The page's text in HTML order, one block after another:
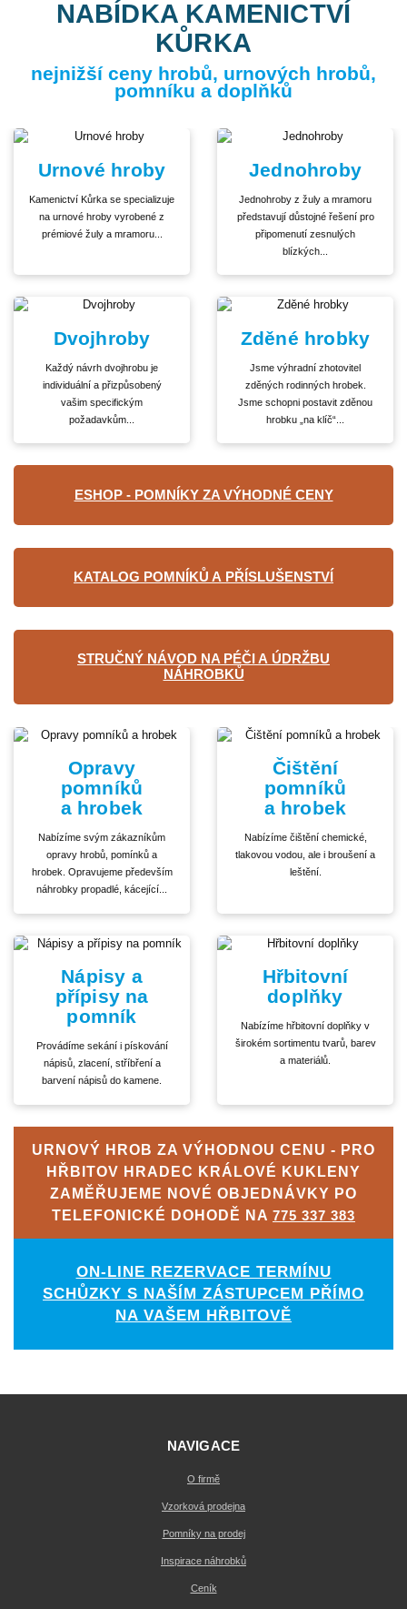
NABÍDKA KAMENICTVÍ
KŮRKA
nejnižší ceny hrobů, urnových hrobů,
pomníku a doplňků
Urnové hroby
Kamenictví Kůrka se specializuje
na urnové hroby vyrobené z
prémiové žuly a mramoru...
Jednohroby
Jednohroby z žuly a mramoru
představují důstojné řešení pro
připomenutí zesnulých
blízkých...
Dvojhroby
Každý návrh dvojhrobu je
individuální a přizpůsobený
vašim specifickým
požadavkům...
Zděné hrobky
Jsme výhradní zhotovitel
zděných rodinných hrobek.
Jsme schopni postavit zděnou
hrobku „na klíč“...
ESHOP - POMNÍKY ZA VÝHODNÉ CENY
KATALOG POMNÍKŮ A PŘÍSLUŠENSTVÍ
STRUČNÝ NÁVOD NA PÉČI A ÚDRŽBU
NÁHROBKŮ
Opravy
pomníků
a hrobek
Nabízíme svým zákazníkům
opravy hrobů, pomínků a
hrobek. Opravujeme především
náhrobky propadlé, kácející...
Čištění
pomníků
a hrobek
Nabízíme čištění chemické,
tlakovou vodou, ale i broušení a
leštění.
Nápisy a
přípisy na
pomník
Provádíme sekání i pískování
nápisů, zlacení, stříbření a
barvení nápisů do kamene.
Hřbitovní
doplňky
Nabízíme hřbitovní doplňky v
širokém sortimentu tvarů, barev
a materiálů.
URNOVÝ HROB ZA VÝHODNOU CENU - PRO
HŘBITOV HRADEC KRÁLOVÉ KUKLENY
ZAMĚŘUJEME NOVÉ OBJEDNÁVKY PO
TELEFONICKÉ DOHODĚ NA 775 337 383
ON-LINE REZERVACE TERMÍNU
SCHŮZKY S NAŠÍM ZÁSTUPCEM PŘÍMO
NA VAŠEM HŘBITOVĚ
NAVIGACE
O firmě
Vzorková prodejna
Pomníky na prodej
Inspirace náhrobků
Ceník